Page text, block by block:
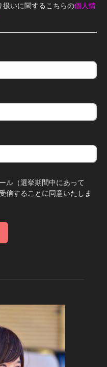
扱いに関するこちらの個人情
ル（選挙期間中にあって
信することに同意いたしま